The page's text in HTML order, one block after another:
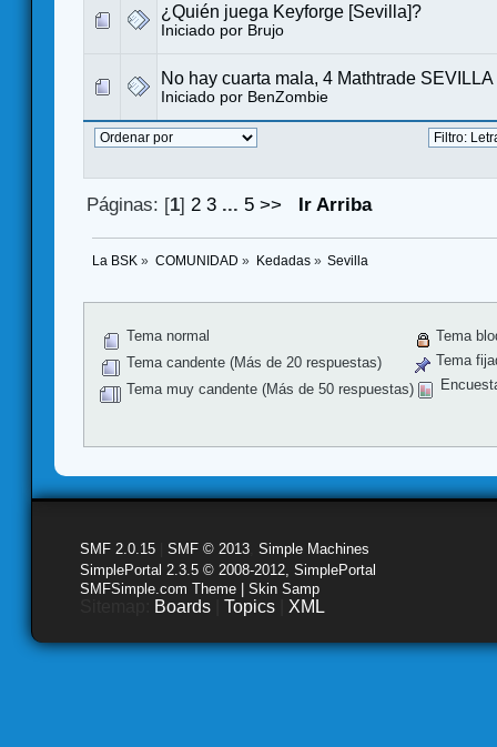
¿Quién juega Keyforge [Sevilla]?
Iniciado por Brujo
No hay cuarta mala, 4 Mathtrade SEVILLA
Iniciado por BenZombie
Páginas: [1] 2 3 ... 5 >> Ir Arriba
La BSK » COMUNIDAD » Kedadas» Sevilla
Tema normal
Tema candente (Más de 20 respuestas)
Tema muy candente (Más de 50 respuestas)
Tema
Tema
SMF 2.0.15 SMF © 2013 Simple Machines
SimplePortal 2.3.5 © 2008-2012, SimplePortal
SMFSimple.com Theme | Skin Samp
Boards Topics XML